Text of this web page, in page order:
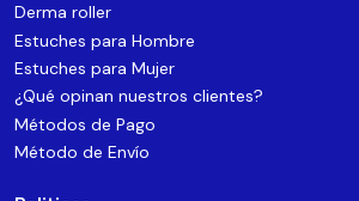
Derma roller
Estuches para Hombre
Estuches para Mujer
¿Qué opinan nuestros clientes?
Métodos de Pago
Método de Envío